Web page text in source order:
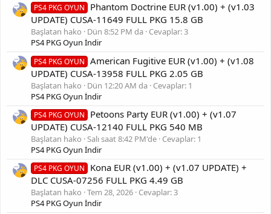
PS4 PKG OYUN
Phantom Doctrine EUR (v1.00) + (v1.03
UPDATE) CUSA-11649 FULL PKG 15.8 GB
Başlatan hako Dün 8:52 PM da Cevaplar: 3
PS4 PKG Oyun İndir
PS4 PKG OYUN
American Fugitive EUR (v1.00) + (v1.08
UPDATE) CUSA-13958 FULL PKG 2.05 GB
Başlatan hako Dün 12:20 AM da Cevaplar: 1
PS4 PKG Oyun İndir
PS4 PKG OYUN
Petoons Party EUR (v1.00) + (v1.07
UPDATE) CUSA-12140 FULL PKG 540 MB
Başlatan hako Salı saat 8:42 PM'de Cevaplar: 1
PS4 PKG Oyun İndir
PS4 PKG OYUN
Kona EUR (v1.00) + (v1.07 UPDATE) +
DLC CUSA-07256 FULL PKG 4.49 GB
Başlatan hako Tem 28, 2026 Cevaplar: 3
PS4 PKG Oyun İndir